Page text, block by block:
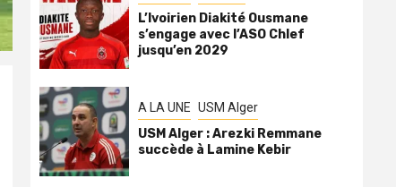
L’Ivoirien Diakité Ousmane
s’engage avec l’ASO Chlef
jusqu’en 2029
A LA UNE USM Alger
USM Alger : Arezki Remmane
succède à Lamine Kebir